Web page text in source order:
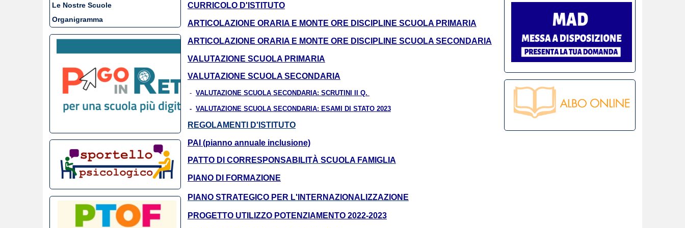
CURRICOLO D'ISTITUTO
ARTICOLAZIONE ORARIA E MONTE ORE DISCIPLINE SCUOLA PRIMARIA
ARTICOLAZIONE ORARIA E MONTE ORE DISCIPLINE SCUOLA SECONDARIA
VALUTAZIONE SCUOLA PRIMARIA
VALUTAZIONE SCUOLA SECONDARIA
- VALUTAZIONE SCUOLA SECONDARIA: SCRUTINI II Q.
- VALUTAZIONE SCUOLA SECONDARIA: ESAMI DI STATO 2023
REGOLAMENTI D'ISTITUTO
PAI (pianno annuale inclusione)
PATTO DI CORRESPONSABILITÀ SCUOLA FAMIGLI A
PIANO DI FORMAZIONE
PIANO STRATEGICO PER L'INTERNAZIONALIZZAZIONE
PROGETTO UTILIZZO POTENZIAMENTO 2022-2023
Le Nostre Scuole
Organigramma